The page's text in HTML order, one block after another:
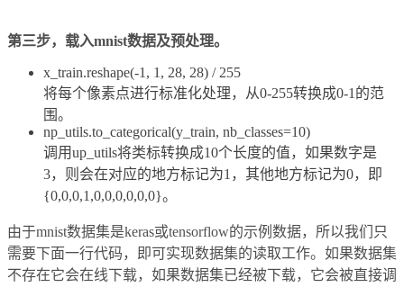
第三步，载入mnist数据及预处理。
x_train.reshape(-1, 1, 28, 28) / 255
将每个像素点进行标准化处理，从0-255转换成0-1的范
围。
np_utils.to_categorical(y_train, nb_classes=10)
调用up_utils将类标转换成10个长度的值，如果数字是
3，则会在对应的地方标记为1，其他地方标记为0，即
{0,0,0,1,0,0,0,0,0,0}。
由于mnist数据集是keras或tensorflow的示例数据，所以我们只
需要下面一行代码，即可实现数据集的读取工作。如果数据集
不存在它会在线下载，如果数据集已经被下载，它会被直接调